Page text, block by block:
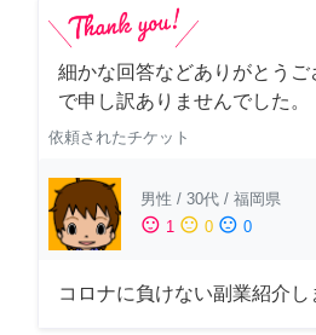
細かな回答などありがとう
で申し訳ありませんでした。
依頼されたチケット
男性 / 30代 / 福岡県
sentiment_satisfied 1 sentiment_neutral 0 sentiment_dissatisfied 0
コロナに負けない副業紹介し